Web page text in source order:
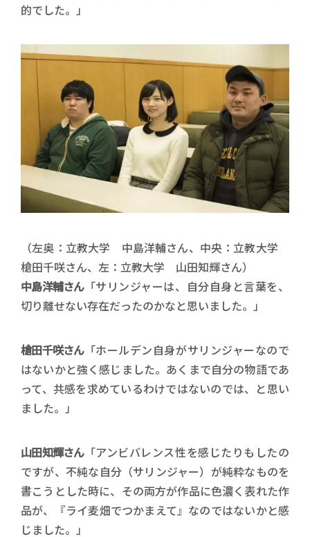
的でした。」
（左奥：立教大学 中島洋輔さん、中央：立教大学
槍田千咲さん、左：立教大学 山田知輝さん）
中島洋輔さん「サリンジャーは、自分自身と言葉を、
切り離せない存在だったのかなと思いました。」
槍田千咲さん「ホールデン自身がサリンジャーなので
はないかと強く感じました。あくまで自分の物語であ
って、共感を求めているわけではないのでは、と思い
ました。」
山田知輝さん「アンビバレンス性を感じたりもしたの
ですが、不純な自分（サリンジャー）が純粋なものを
書こうとした時に、その両方が作品に色濃く表れた作
品が、『ライ麦畑でつかまえて』なのではないかと感
じました。」